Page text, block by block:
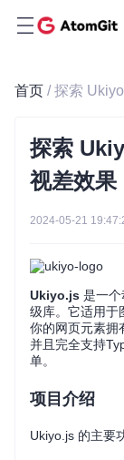
首页 / 探索
探索
视差效果
2024-05-21
Ukiyo.js 是一
级库。它适用于
你的网页元素拥
并且完全支持
单。
项目介绍
Ukiyo.js 的主要